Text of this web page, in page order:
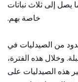
يصل إلى ثلاث نباتات
خاصة بهم.
من الصيدليات في
وخلال هذه الفترة،
هذه الصيدليات على